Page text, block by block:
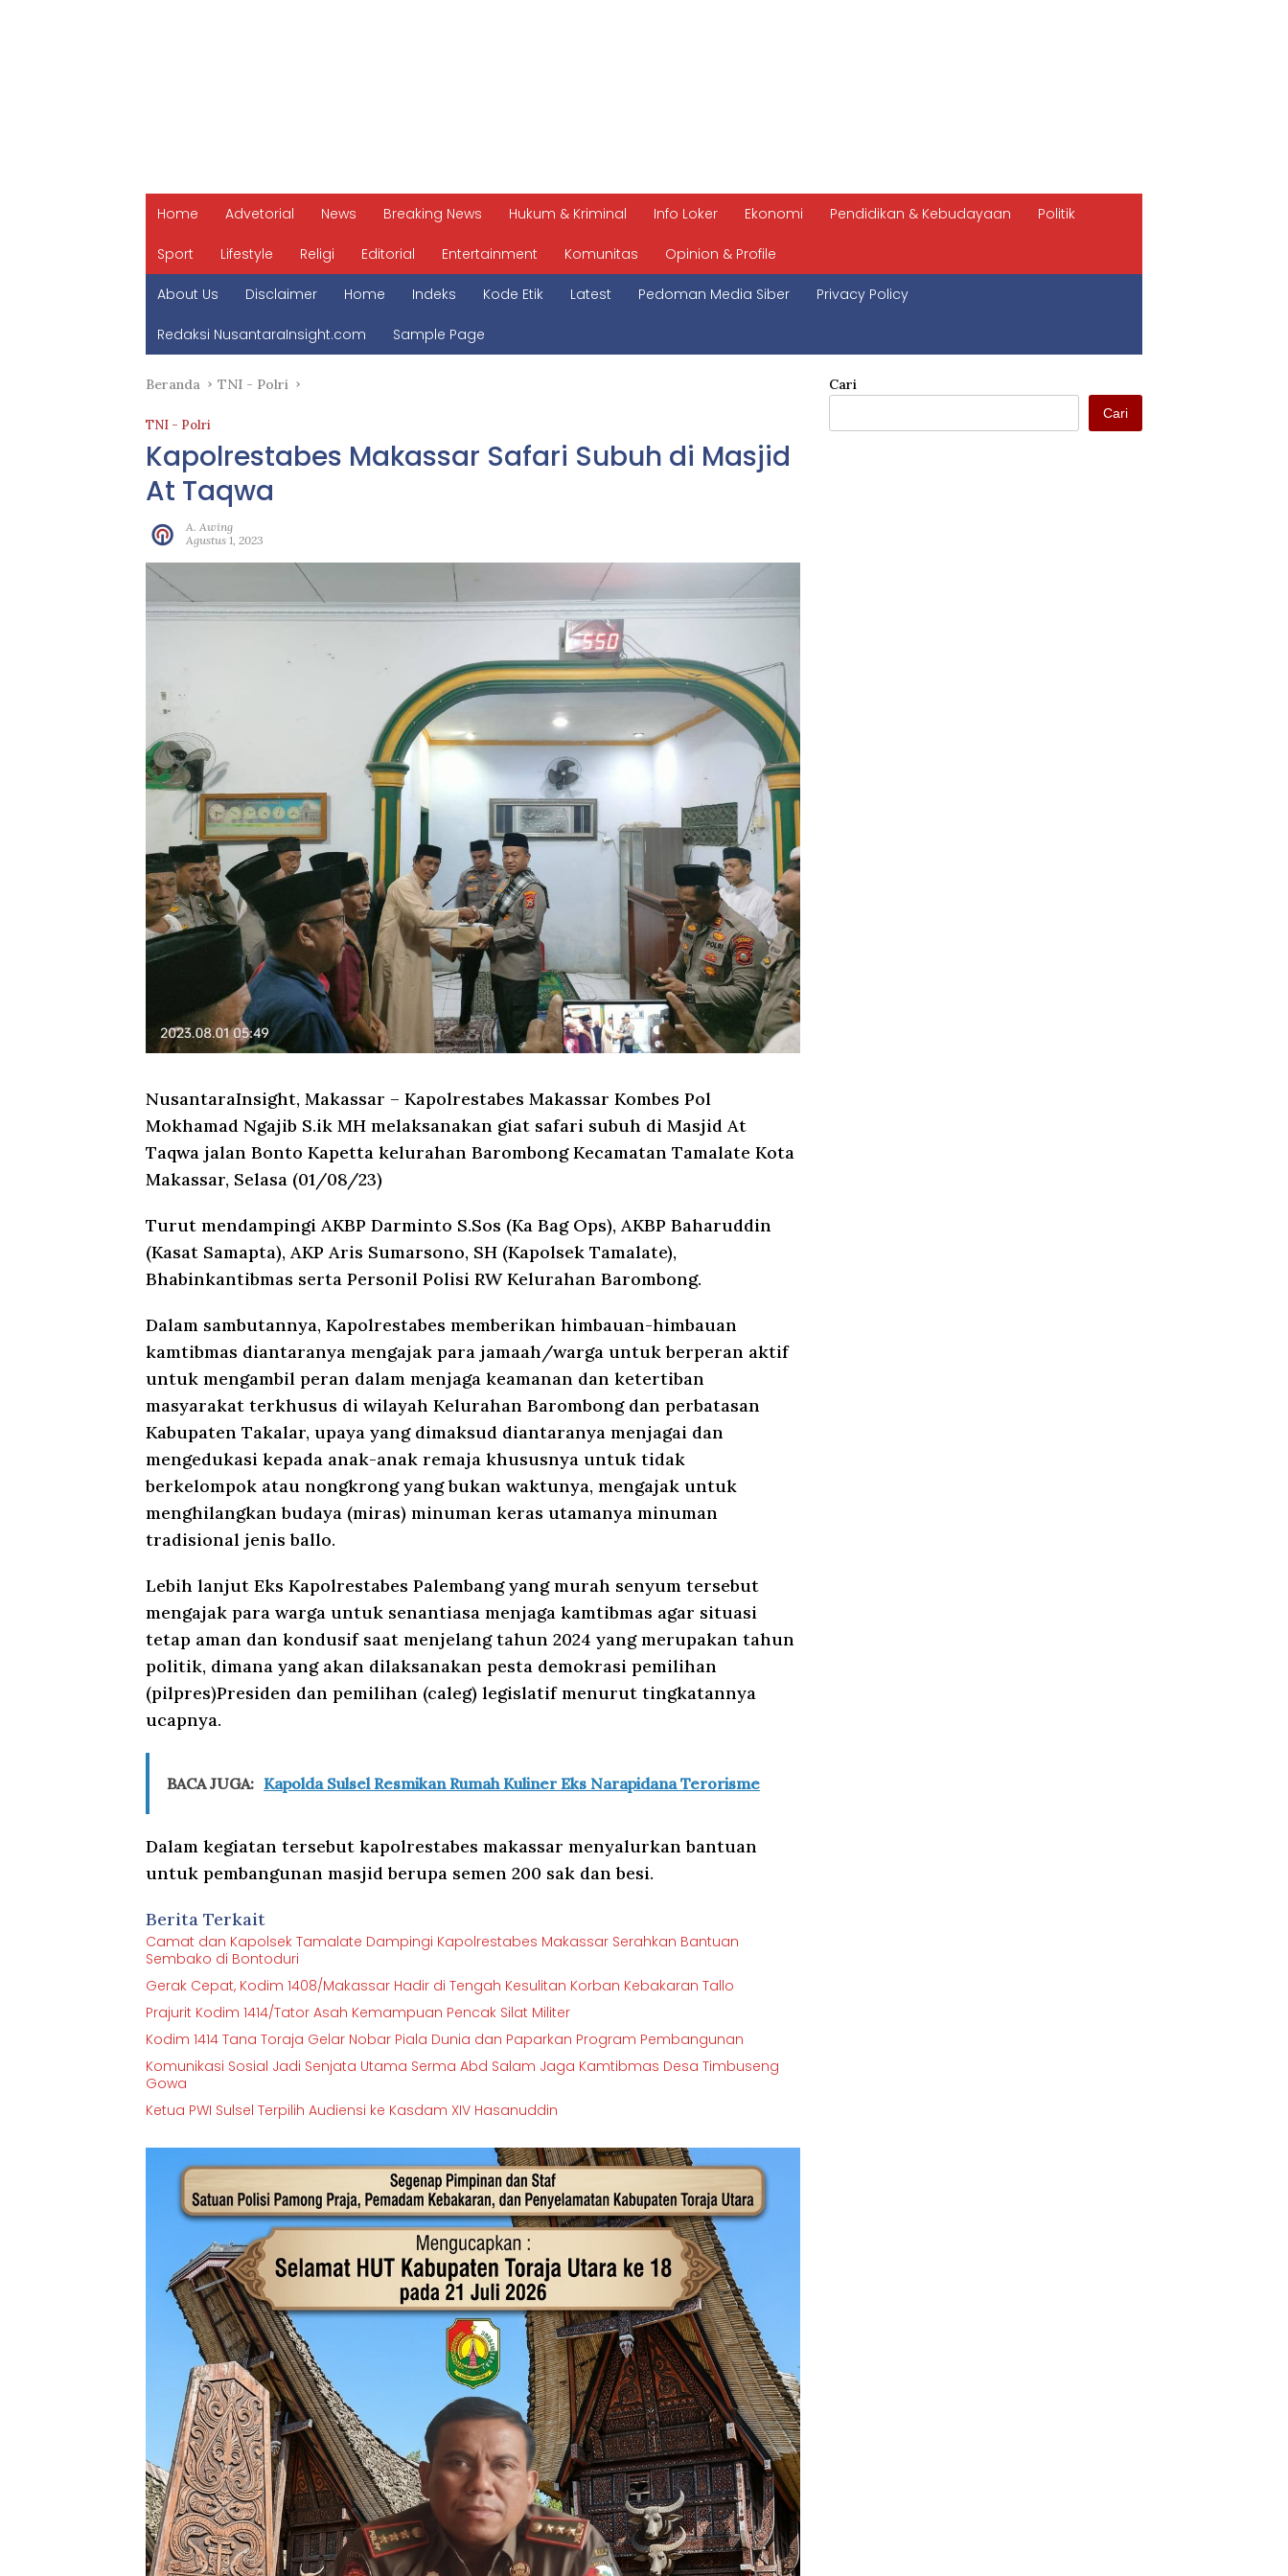
Home Advetorial News Breaking News Hukum & Kriminal Info Loker Ekonomi Pendidikan & Kebudayaan Politik
Sport Lifestyle Religi Editorial Entertainment Komunitas Opinion & Profile
About Us Disclaimer Home Indeks Kode Etik Latest Pedoman Media Siber Privacy Policy
Redaksi NusantaraInsight.com Sample Page
Beranda TNI - Polri
TNI - Polri
Kapolrestabes Makassar Safari Subuh di Masjid
At Taqwa
A. Awing
Agustus 1, 2023
NusantaraInsight, Makassar – Kapolrestabes Makassar Kombes Pol
Mokhamad Ngajib S.ik MH melaksanakan giat safari subuh di Masjid At
Taqwa jalan Bonto Kapetta kelurahan Barombong Kecamatan Tamalate Kota
Makassar, Selasa (01/08/23)
Turut mendampingi AKBP Darminto S.Sos (Ka Bag Ops), AKBP Baharuddin
(Kasat Samapta), AKP Aris Sumarsono, SH (Kapolsek Tamalate),
Bhabinkantibmas serta Personil Polisi RW Kelurahan Barombong.
Dalam sambutannya, Kapolrestabes memberikan himbauan-himbauan
kamtibmas diantaranya mengajak para jamaah/warga untuk berperan aktif
untuk mengambil peran dalam menjaga keamanan dan ketertiban
masyarakat terkhusus di wilayah Kelurahan Barombong dan perbatasan
Kabupaten Takalar, upaya yang dimaksud diantaranya menjagai dan
mengedukasi kepada anak-anak remaja khususnya untuk tidak
berkelompok atau nongkrong yang bukan waktunya, mengajak untuk
menghilangkan budaya (miras) minuman keras utamanya minuman
tradisional jenis ballo.
Lebih lanjut Eks Kapolrestabes Palembang yang murah senyum tersebut
mengajak para warga untuk senantiasa menjaga kamtibmas agar situasi
tetap aman dan kondusif saat menjelang tahun 2024 yang merupakan tahun
politik, dimana yang akan dilaksanakan pesta demokrasi pemilihan
(pilpres)Presiden dan pemilihan (caleg) legislatif menurut tingkatannya
ucapnya.
BACA JUGA: Kapolda Sulsel Resmikan Rumah Kuliner Eks Narapidana Terorisme
Dalam kegiatan tersebut kapolrestabes makassar menyalurkan bantuan
untuk pembangunan masjid berupa semen 200 sak dan besi.
Berita Terkait
Camat dan Kapolsek Tamalate Dampingi Kapolrestabes Makassar Serahkan Bantuan
Sembako di Bontoduri
Gerak Cepat, Kodim 1408/Makassar Hadir di Tengah Kesulitan Korban Kebakaran Tallo
Prajurit Kodim 1414/Tator Asah Kemampuan Pencak Silat Militer
Kodim 1414 Tana Toraja Gelar Nobar Piala Dunia dan Paparkan Program Pembangunan
Komunikasi Sosial Jadi Senjata Utama Serma Abd Salam Jaga Kamtibmas Desa Timbuseng
Gowa
Ketua PWI Sulsel Terpilih Audiensi ke Kasdam XIV Hasanuddin
Cari
Cari